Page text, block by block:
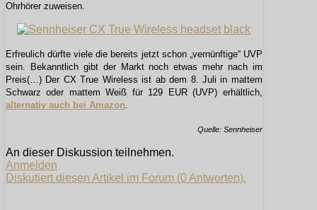
Ohrhörer zuweisen.
Erfreulich dürfte viele die bereits jetzt schon „vernünftige“ UVP
sein. Bekanntlich gibt der Markt noch etwas mehr nach im
Preis(…) Der CX True Wireless ist ab dem 8. Juli in mattem
Schwarz oder mattem Weiß für 129 EUR (UVP) erhältlich,
alternativ auch bei Amazon.
Quelle: Sennheiser
An dieser Diskussion teilnehmen.
Anmelden
Diskutiert diesen Artikel im Forum (0 Antworten).